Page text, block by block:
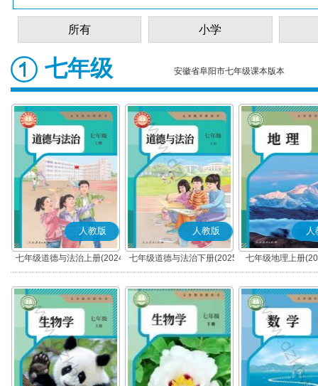
所有 小学
七年级 安徽省阜阳市七年级课本版本
人教版
七年级道德与法治上册(2024
秋版)(部编版)
人教版
七年级道德与法治下册(2025
春版)(部编版)
人
七年级地理上册